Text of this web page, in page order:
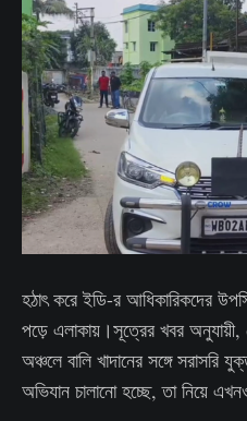
হঠাৎ করে ইডি-র আধিকারিকদের
পড়ে এলাকায়।সূত্রের খবর
অঞ্চলে বালি খাদানের সঙ্গে
অভিযান চালানো হচ্ছে, তা নিয়ে